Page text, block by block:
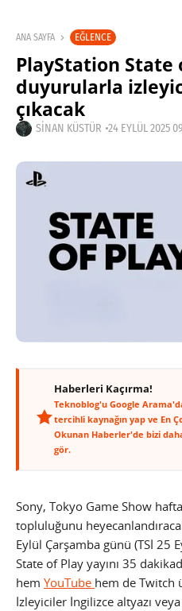
ANA SAYFA EĞLENCE
PlayStation State
duyurularla
çıkacak
SINAN KÜSTÜR 24 EYLÜL 2025
Haberleri Kaçırma!
Teknoblog'u Google
tercihli kaynağın yap ve En
Okunan Haberler'de bizi
gör.
Sony, Tokyo Game Show
topluluğunu
Eylül Çarşamba günü (TSİ 25
State of Play yayını 35
hem YouTube hem de Twitch
İzleyiciler İngilizce altyazı